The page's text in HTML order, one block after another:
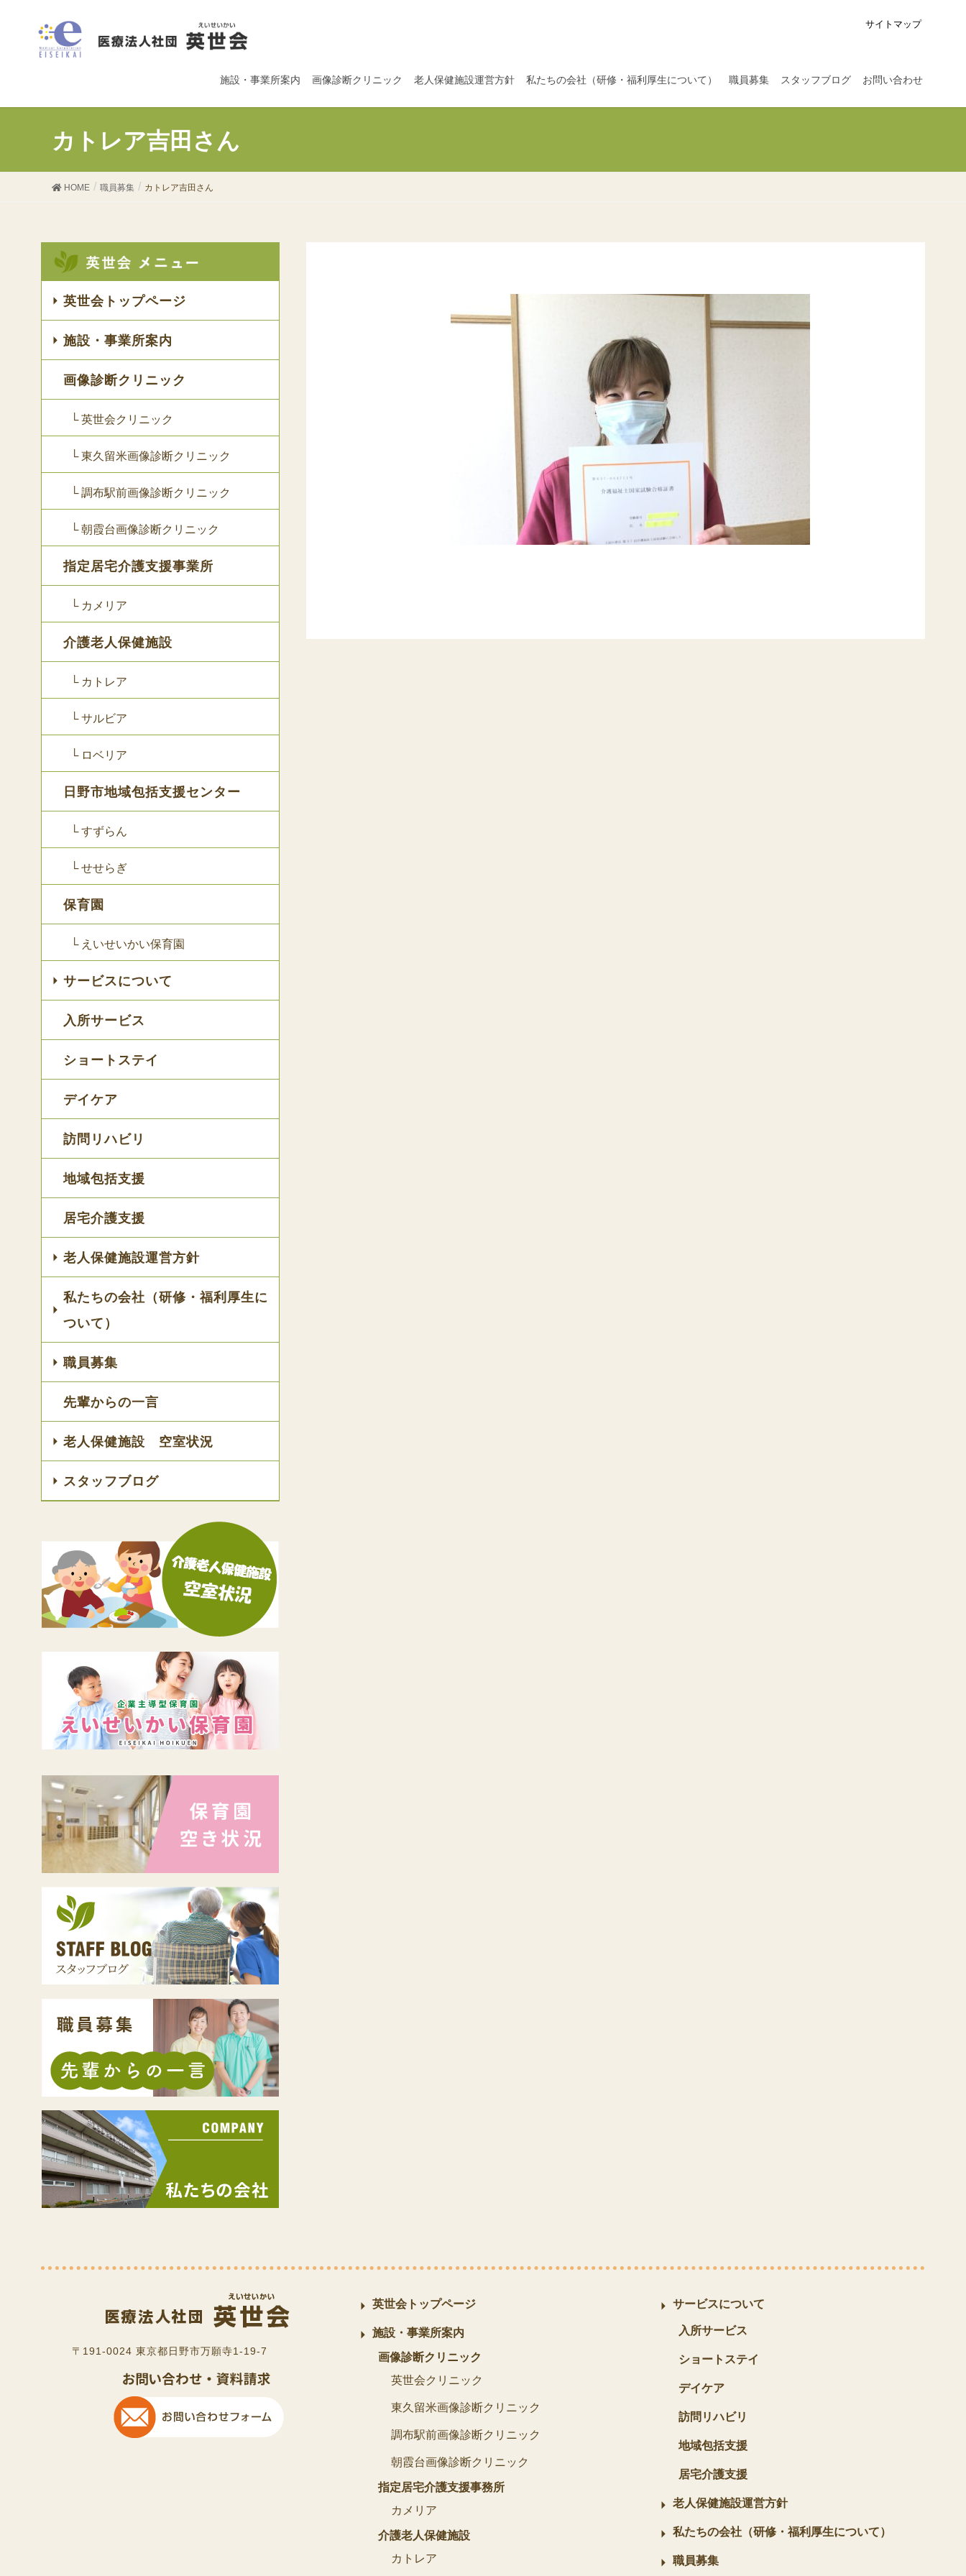
サイトマップ
施設・事業所案内 画像診断クリニック 老人保健施設運営方針 私たちの会社（研修・福利厚生について） 職員募集 スタッフブログ お問い合わせ
カトレア吉田さん
HOME 職員募集 カトレア吉田さん
英世会トップページ
施設・事業所案内
画像診断クリニック
└ 英世会クリニック
└ 東久留米画像診断クリニック
└ 調布駅前画像診断クリニック
└ 朝霞台画像診断クリニック
指定居宅介護支援事業所
└ カメリア
介護老人保健施設
└ カトレア
└ サルビア
└ ロベリア
日野市地域包括支援センター
└ すずらん
└ せせらぎ
保育園
└ えいせいかい保育園
サービスについて
入所サービス
ショートステイ
デイケア
訪問リハビリ
地域包括支援
居宅介護支援
老人保健施設運営方針
私たちの会社（研修・福利厚生に
ついて）
職員募集
先輩からの一言
老人保健施設 空室状況
スタッフブログ
〒191-0024 東京都日野市万願寺1-19-7
英世会トップページ
施設・事業所案内
画像診断クリニック
英世会クリニック
東久留米画像診断クリニック
調布駅前画像診断クリニック
朝霞台画像診断クリニック
指定居宅介護支援事務所
カメリア
介護老人保健施設
カトレア
サービスについて
入所サービス
ショートステイ
デイケア
訪問リハビリ
地域包括支援
居宅介護支援
老人保健施設運営方針
私たちの会社（研修・福利厚生について）
職員募集